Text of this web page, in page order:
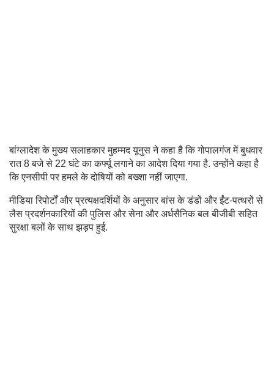
बांग्लादेश के मुख्य सलाहकार मुहम्मद यूनुस ने कहा है कि गोपालगंज में बुधवार
रात 8 बजे से 22 घंटे का कर्फ्यू लगाने का आदेश दिया गया है. उन्होंने कहा है
कि एनसीपी पर हमले के दोषियों को बख्शा नहीं जाएगा.
मीडिया रिपोर्टों और प्रत्यक्षदर्शियों के अनुसार बांस के डंडों और ईंट-पत्थरों से
लैस प्रदर्शनकारियों की पुलिस और सेना और अर्धसैनिक बल बीजीबी सहित
सुरक्षा बलों के साथ झड़प हुई.